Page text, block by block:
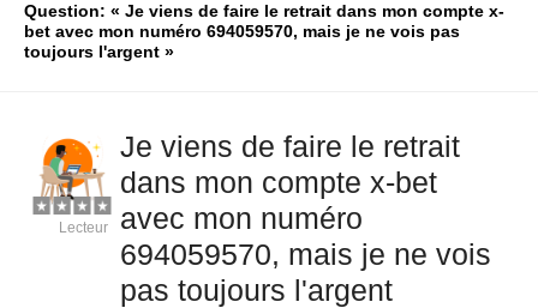
Question: « Je viens de faire le retrait dans mon compte x-
bet avec mon numéro 694059570, mais je ne vois pas
toujours l'argent »
Je viens de faire le retrait
dans mon compte x-bet
avec mon numéro
694059570, mais je ne vois
pas toujours l'argent
Lecteur